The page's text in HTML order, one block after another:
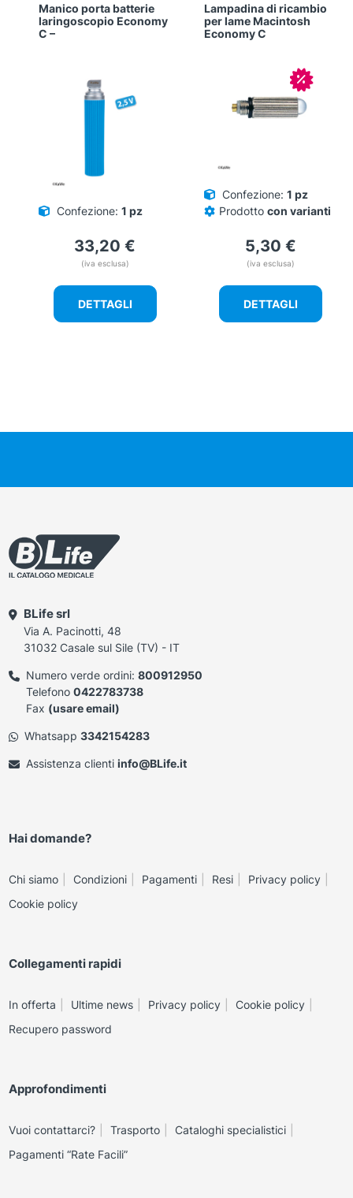
Manico porta batterie
laringoscopio Economy
C –
Confezione: 1 pz
33,20 €
(iva esclusa)
DETTAGLI
Lampadina di ricambio
per lame Macintosh
Economy C
In
Confezione: 1 pz
Prodotto con varianti
5,30 €
(iva esclusa)
DETTAGLI
BLife srl
Via A. Pacinotti, 48
31032 Casale sul Sile (TV) - IT
Numero verde ordini: 800912950
Telefono 0422783738
Fax (usare email)
Whatsapp 3342154283
Assistenza clienti info@BLife.it
Hai domande?
Chi siamo Condizioni Pagamenti Resi
Privacy policy
Cookie policy
Collegamenti rapidi
In offerta Ultime news Privacy policy
Cookie policy
Recupero password
Approfondimenti
Vuoi contattarci? Trasporto
Cataloghi specialistici
Pagamenti “Rate Facili”